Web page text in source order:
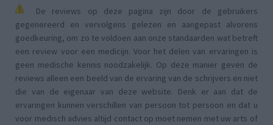
De reviews op deze pagina zijn door de gebruikers
gegenereerd en vervolgens gelezen en aangepast alvorens
goedkeuring, om zo te voldoen aan onze standaarden wat betreft
een review voor een medicijn. Voor het delen van ervaringen is
geen medische kennis noodzakelijk. Op deze manier geven de
reviews alleen een beeld van de ervaring van de schrijvers en niet
die van de eigenaar van deze website. Denk er aan dat de
ervaringen kunnen verschillen van persoon tot persoon en dat u
voor medisch advies altijd contact op moet nemen met uw arts of